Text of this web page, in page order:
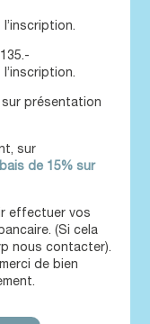
présentation
sur
de 15% sur
effectuer vos
(Si cela
nous contacter).
de bien